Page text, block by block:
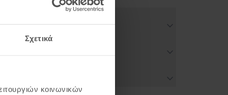
Σχετικά
κοινωνικών